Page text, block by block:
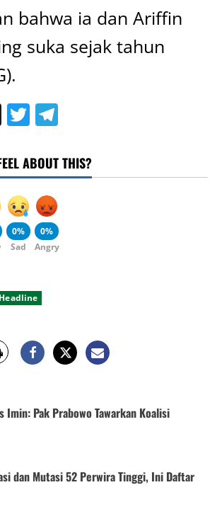
bahwa ia dan Ariffin
suka sejak tahun
X Twitter
ABOUT THIS?
0%
Sad
0%
Angry
Headline
Imin: Pak Prabowo Tawarkan Koalisi
dan Mutasi 52 Perwira Tinggi, Ini Daftar